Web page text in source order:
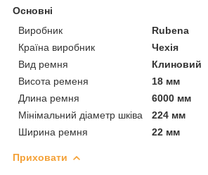
Основні
Виробник
Rubena
Країна виробник
Чехія
Вид ремня
Клиновий
Висота ременя
18 мм
Длина ремня
6000 мм
Мінімальний діаметр шківа
224 мм
Ширина ремня
22 мм
Приховати